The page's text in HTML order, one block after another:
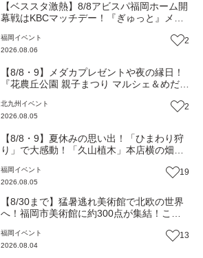
【ベススタ激熱】8/8アビスパ福岡ホーム開
幕戦はKBCマッチデー！『ぎゅっと』メン
福岡 イベント
2026.08.06
2
【8/8・9】メダカプレゼントや夜の縁日！
『花農丘公園 親子まつり マルシェ＆めだ
北九州 イベント
2026.08.05
2
【8/8・9】夏休みの思い出！「ひまわり狩
り」で大感動！「久山植木」本店横の畑で
福岡 イベント
2026.08.05
19
【8/30まで】猛暑逃れ美術館で北欧の世界
へ！福岡市美術館に約300点が集結！この
ーベとムーミン展』【イベント】
福岡 イベント
2026.08.04
13